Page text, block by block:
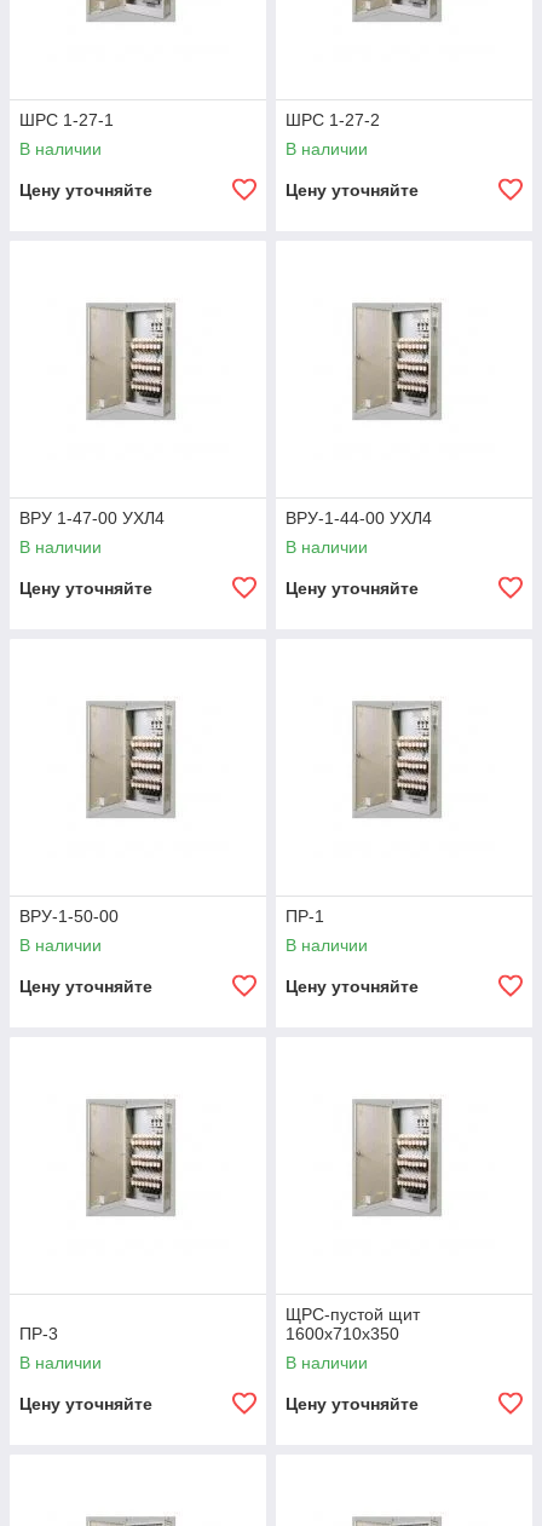
ШРС 1-27-1
В наличии
Цену уточняйте
ШРС 1-27-2
В наличии
Цену уточняйте
ВРУ 1-47-00 УХЛ4
В наличии
Цену уточняйте
ВРУ-1-44-00 УХЛ4
В наличии
Цену уточняйте
ВРУ-1-50-00
В наличии
Цену уточняйте
ПР-1
В наличии
Цену уточняйте
ПР-3
В наличии
Цену уточняйте
ЩРС-пустой щит
1600x710x350
В наличии
Цену уточняйте